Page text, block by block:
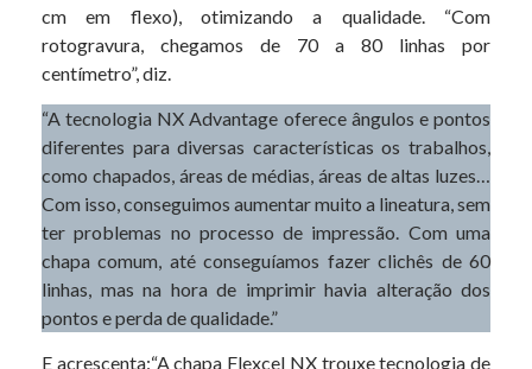
cm em flexo), otimizando a qualidade. “Com
rotogravura, chegamos de 70 a 80 linhas por
centímetro”, diz.
“A tecnologia NX Advantage oferece ângulos e pontos
diferentes para diversas características os trabalhos,
como chapados, áreas de médias, áreas de altas luzes…
Com isso, conseguimos aumentar muito a lineatura, sem
ter problemas no processo de impressão. Com uma
chapa comum, até conseguíamos fazer clichês de 60
linhas, mas na hora de imprimir havia alteração dos
pontos e perda de qualidade.”
E acrescenta:“A chapa Flexcel NX trouxe tecnologia de